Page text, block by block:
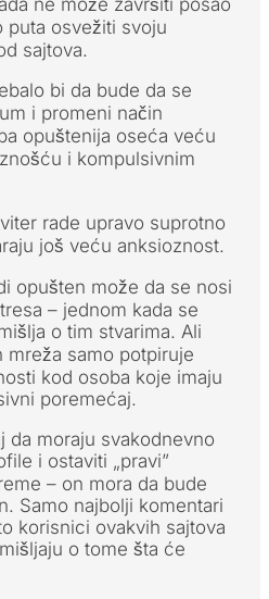
puta osvežiti svoju
sajtova.
bi da bude da se
i promeni način
opuštenija oseća veću
i kompulsivnim
rade upravo suprotno
još veću anksioznost.
opušten može da se nosi
– jednom kada se
o tim stvarima. Ali
mreža samo potpiruje
kod osoba koje imaju
poremećaj.
da moraju svakodnevno
i ostaviti „pravi”
– on mora da bude
Samo najbolji komentari
korisnici ovakvih sajtova
o tome šta će